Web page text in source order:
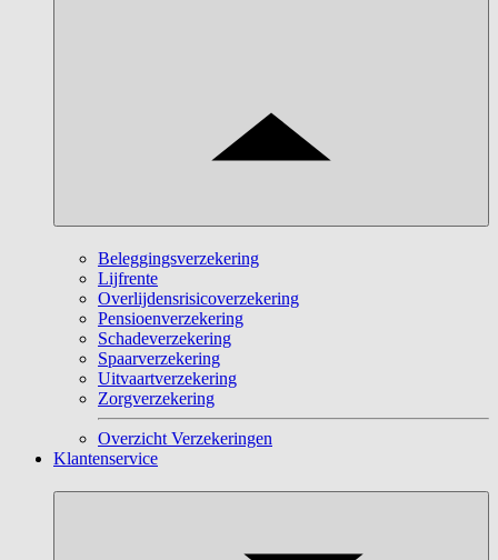
Beleggingsverzekering
Lijfrente
Overlijdensrisicoverzekering
Pensioenverzekering
Schadeverzekering
Spaarverzekering
Uitvaartverzekering
Zorgverzekering
Overzicht Verzekeringen
Klantenservice